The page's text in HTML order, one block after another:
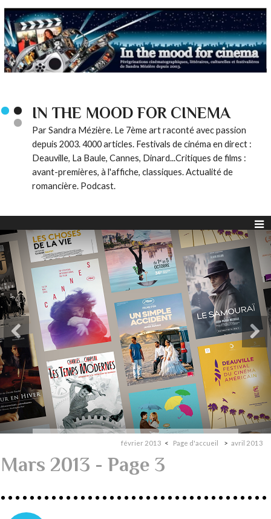
IN THE MOOD FOR CINEMA
Par Sandra Mézière. Le 7ème art raconté avec passion
depuis 2003. 4000 articles. Festivals de cinéma en direct :
Deauville, La Baule, Cannes, Dinard...Critiques de films :
avant-premières, à l'affiche, classiques. Actualité de
romancière. Podcast.
février 2013 Page d'accueil avril 2013
Mars 2013 - Page 3